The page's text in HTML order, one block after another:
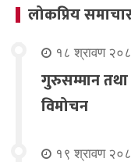
लोकप्रिय
१८ श्रावण
गुरुसम्मान तथा
विमोचन
१९ श्रावण